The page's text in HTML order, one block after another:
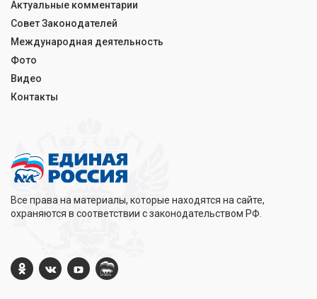
Все права на материалы, которые находятся на сайте,
охраняются в соответствии с законодательством РФ.
Актуальные комментарии
Совет Законодателей
Международная деятельность
Фото
Видео
Контакты